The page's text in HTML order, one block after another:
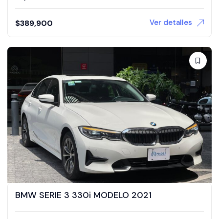
$389,900 Ver detalles
BMW SERIE 3 330i MODELO 2021